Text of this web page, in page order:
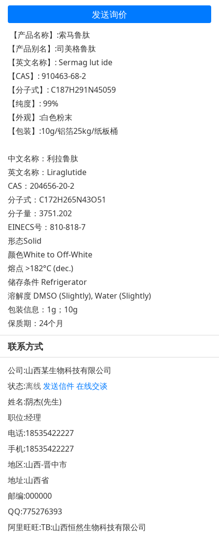
发送询价
【产品名称】:索马鲁肽
【产品别名】:司美格鲁肽
【英文名称】: Sermag lut ide
【CAS】: 910463-68-2
【分子式】: C187H291N45059
【纯度】: 99%
【外观】:白色粉末
【包装】:10g/铝箔25kg/纸板桶
中文名称：利拉鲁肽
英文名称：Liraglutide
CAS：204656-20-2
分子式：C172H265N43O51
分子量：3751.202
EINECS号：810-818-7
形态Solid
颜色White to Off-White
熔点 >182°C (dec.)
储存条件 Refrigerator
溶解度 DMSO (Slightly), Water (Slightly)
包装信息：1g；10g
保质期：24个月
联系方式
公司:山西某生物科技有限公司
状态:离线发送信件在线交谈
姓名:阴杰(先生)
职位:经理
电话:18535422227
手机:18535422227
地区:山西-晋中市
地址:山西省
邮编:000000
QQ:775276393
阿里旺旺:TB:山西恒然生物科技有限公司